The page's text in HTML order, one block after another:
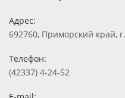
Адрес:
692760, Приморский край,
Телефон:
(42337) 4-24-52